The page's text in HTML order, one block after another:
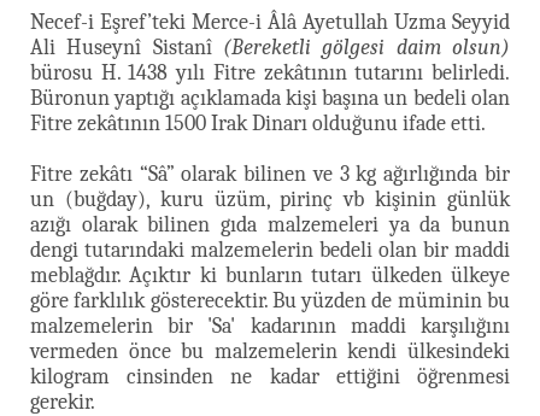
Necef-i Eşref’teki Merce-i Âlâ Ayetullah Uzma Seyyid
Ali Huseynî Sistanî (Bereketli gölgesi daim olsun)
bürosu H. 1438 yılı Fitre zekâtının tutarını belirledi.
Büronun yaptığı açıklamada kişi başına un bedeli olan
Fitre zekâtının 1500 Irak Dinarı olduğunu ifade etti.
Fitre zekâtı “Sâ” olarak bilinen ve 3 kg ağırlığında bir
un (buğday), kuru üzüm, pirinç vb kişinin günlük
azığı olarak bilinen gıda malzemeleri ya da bunun
dengi tutarındaki malzemelerin bedeli olan bir maddi
meblağdır. Açıktır ki bunların tutarı ülkeden ülkeye
göre farklılık gösterecektir. Bu yüzden de müminin bu
malzemelerin bir 'Sa' kadarının maddi karşılığını
vermeden önce bu malzemelerin kendi ülkesindeki
kilogram cinsinden ne kadar ettiğini öğrenmesi
gerekir.